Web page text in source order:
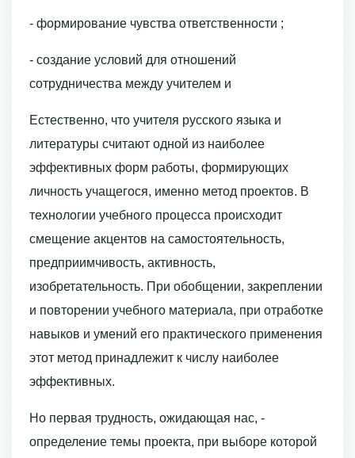
- формирование чувства ответственности ;
- создание условий для отношений
сотрудничества между учителем и
Естественно, что учителя русского языка и
литературы считают одной из наиболее
эффективных форм работы, формирующих
личность учащегося, именно метод проектов. В
технологии учебного процесса происходит
смещение акцентов на самостоятельность,
предприимчивость, активность,
изобретательность. При обобщении, закреплении
и повторении учебного материала, при отработке
навыков и умений его практического применения
этот метод принадлежит к числу наиболее
эффективных.
Но первая трудность, ожидающая нас, -
определение темы проекта, при выборе которой